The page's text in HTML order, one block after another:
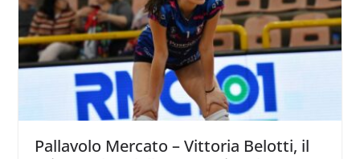
Pallavolo Mercato – Vittoria Belotti, il